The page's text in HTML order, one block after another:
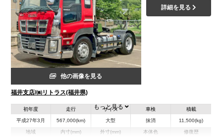
他の画像を見る
福井支店/㈱リトラス(福井県)
詳細を見る
初年度
平成27年3月
走行
567,000(km)
サイズ
大型
車検
抹消
積載
11,500(kg)
地域 内寸(mm) 外寸(mm) 本体色 修復歴
もっと見る